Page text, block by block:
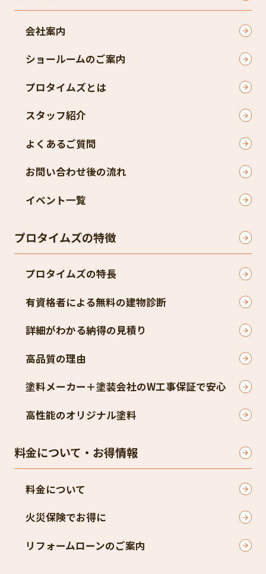
会社案内
ショールームのご案内
プロタイムズとは
スタッフ紹介
よくあるご質問
お問い合わせ後の流れ
イベント一覧
プロタイムズの特徴
プロタイムズの特長
有資格者による無料の建物診断
詳細がわかる納得の見積り
高品質の理由
塗料メーカー＋塗装会社のW工事保証で安心
高性能のオリジナル塗料
料金について・お得情報
料金について
火災保険でお得に
リフォームローンのご案内